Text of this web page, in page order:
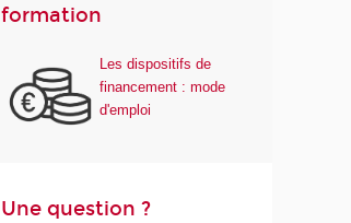
formation
Les dispositifs de
financement : mode
d'emploi
Une question ?